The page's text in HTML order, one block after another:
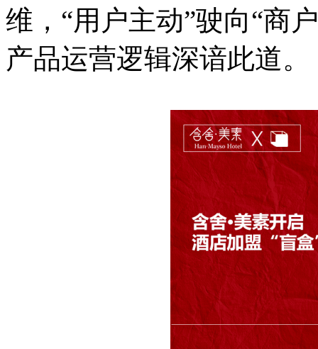
维，“用户主动”驶向“商
产品运营逻辑深谙此道。